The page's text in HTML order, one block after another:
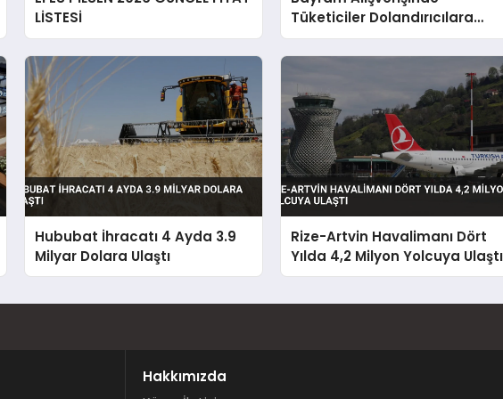
LİSTESİ
Tüketiciler Dolandırıcılara
Karşı Uyarıldı
Hububat İhracatı 4 Ayda 3.9
Milyar Dolara Ulaştı
Rize-Artvin Havalimanı Dört
Yılda 4,2 Milyon Yolcuya Ulaştı
Hakkımızda